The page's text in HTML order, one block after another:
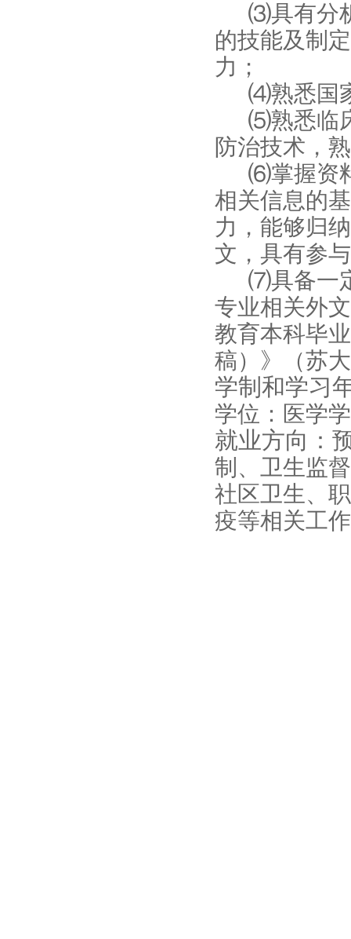
⑶具有分
的技能及制
力；
⑷熟悉国
⑸熟悉临
防治技术，
⑹掌握资
相关信息的
力，能够归
文，具有参
⑺具备一
专业相关外
教育本科毕
稿）》（苏
学制和学习
学位：医学
就业方向：
制、卫生监
社区卫生、
疫等相关工